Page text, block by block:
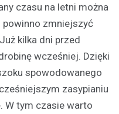
czasu na letni można
zmniejszyć
kilka dni przed
wcześniej. Dzięki
spowodowanego
zasypianiu
W tym czasie warto